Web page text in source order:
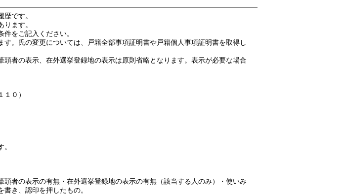
です。
ます。
をご記入ください。
。氏の変更については、戸籍全部事項証明書や戸籍個人事項証明書を取得し
者の表示、在外選挙登録地の表示は原則省略となります。表示が必要な場合
０）
者の表示の有無・在外選挙登録地の表示の有無（該当する人のみ）・使いみ
き、認印を押したもの。